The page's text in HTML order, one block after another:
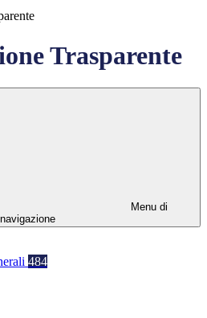
Trasparente
Menu di
navigazione
484